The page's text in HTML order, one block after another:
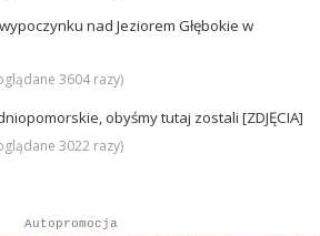
nad Jeziorem Głębokie w
3604 razy)
obyśmy tutaj zostali [ZDJĘCIA]
3022 razy)
Autopromocja